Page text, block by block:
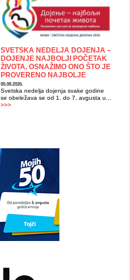
SVETSKA NEDELJA DOJENJA –
DOJENJE NAJBOLJI POČETAK
ŽIVOTA. OSNAŽIMO ONO ŠTO JE
PROVERENO NAJBOLJE
05.08.2026.
Svetska nedelja dojenja svake godine
se obeležava se od 1. do 7. avgusta u...
>>>